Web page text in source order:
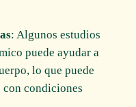
: Algunos estudios
puede ayudar a
lo que puede
con condiciones